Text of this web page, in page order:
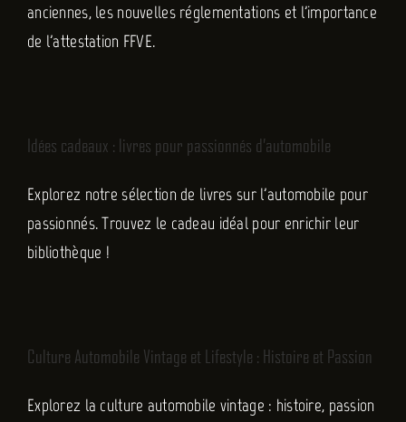
anciennes, les nouvelles réglementations et l'importance
de l'attestation FFVE.
Idées cadeaux : livres pour passionnés d’automobile
Explorez notre sélection de livres sur l'automobile pour
passionnés. Trouvez le cadeau idéal pour enrichir leur
bibliothèque !
Culture Automobile Vintage et Lifestyle : Histoire et Passion
Explorez la culture automobile vintage : histoire, passion